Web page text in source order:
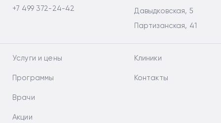
+7 499 372-24-42
Давыдковская, 5
Партизанская, 41
Услуги и цены
Программы
Врачи
Акции
Клиники
Контакты